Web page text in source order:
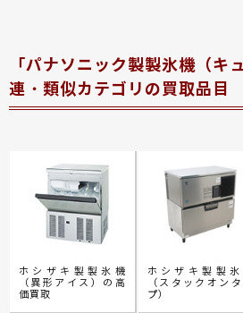
「パナソニック製製氷機（キ
連・類似カテゴリの買取品目
ホシザキ製製氷機
（異形アイス）の高
価買取
ホシザキ製製氷
（スタックオン
プ）